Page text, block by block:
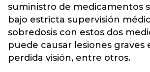
suministro de medicamentos
bajo estricta supervisión
sobredosis con estos dos
puede causar lesiones graves
perdida visión, entre otros.